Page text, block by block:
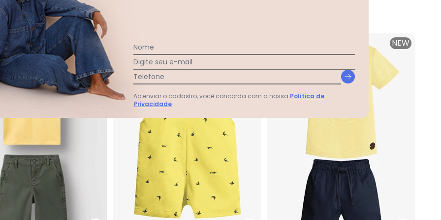
184,99
semjuros
-15% NEW
Nome
Digite seu e-mail
Telefone
Ao enviar o cadastro, você concorda com a nossa Política de
Privacidade